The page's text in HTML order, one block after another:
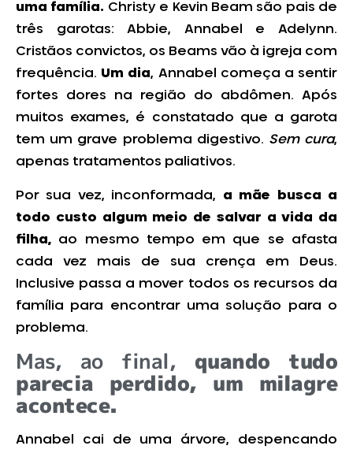
uma família. Christy e Kevin Beam são pais de
três garotas: Abbie, Annabel e Adelynn.
Cristãos convictos, os Beams vão à igreja com
frequência. Um dia, Annabel começa a sentir
fortes dores na região do abdômen. Após
muitos exames, é constatado que a garota
tem um grave problema digestivo. Sem cura,
apenas tratamentos paliativos.
Por sua vez, inconformada, a mãe busca a
todo custo algum meio de salvar a vida da
filha, ao mesmo tempo em que se afasta
cada vez mais de sua crença em Deus.
Inclusive passa a mover todos os recursos da
família para encontrar uma solução para o
problema.
Mas, ao final, quando tudo
parecia perdido, um milagre
acontece.
Annabel cai de uma árvore, despencando